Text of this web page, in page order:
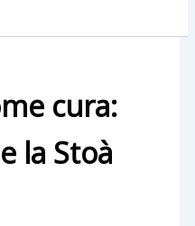
cura:
la Stoà